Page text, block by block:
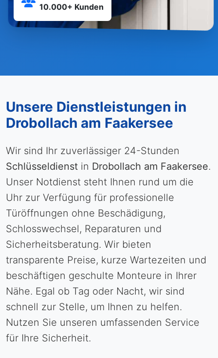
10.000+ Kunden
Unsere Dienstleistungen in
Drobollach am Faakersee
Wir sind Ihr zuverlässiger 24-Stunden
Schlüsseldienst in Drobollach am Faakersee.
Unser Notdienst steht Ihnen rund um die
Uhr zur Verfügung für professionelle
Türöffnungen ohne Beschädigung,
Schlosswechsel, Reparaturen und
Sicherheitsberatung. Wir bieten
transparente Preise, kurze Wartezeiten und
beschäftigen geschulte Monteure in Ihrer
Nähe. Egal ob Tag oder Nacht, wir sind
schnell zur Stelle, um Ihnen zu helfen.
Nutzen Sie unseren umfassenden Service
für Ihre Sicherheit.